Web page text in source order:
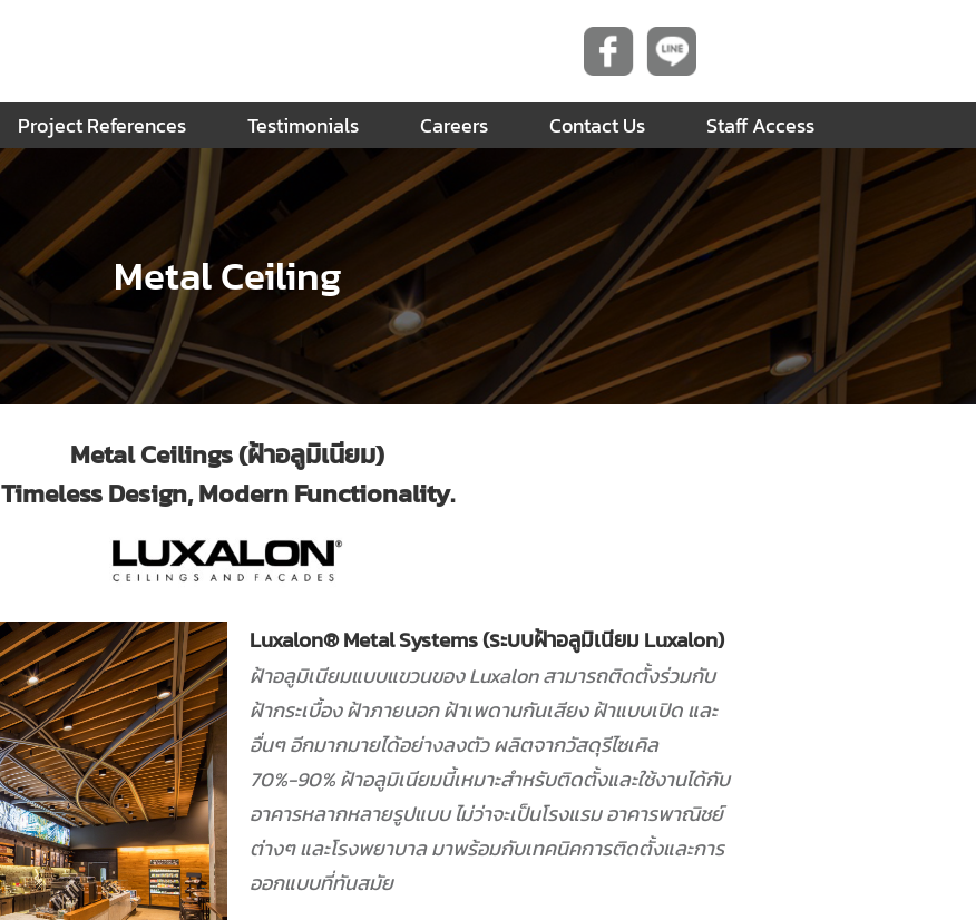
Project References Testimonials Careers Contact Us Staff Access
Metal Ceiling
Metal Ceilings (ฝ้าอลูมิเนียม)
Timeless Design, Modern Functionality.
Luxalon® Metal Systems (ระบบฝ้าอลูมิเนียม Luxalon)
ฝ้าอลูมิเนียมแบบแขวนของ Luxalon สามารถติดตั้งร่วมกับ
ฝ้ากระเบื้อง ฝ้าภายนอก ฝ้าเพดานกันเสียง ฝ้าแบบเปิด และ
อื่นๆ อีกมากมายได้อย่างลงตัว ผลิตจากวัสดุรีไซเคิล
70%-90% ฝ้าอลูมิเนียมนี้เหมาะสำหรับติดตั้งและใช้งานได้กับ
อาคารหลากหลายรูปแบบ ไม่ว่าจะเป็นโรงแรม อาคารพาณิชย์
ต่างๆ และโรงพยาบาล มาพร้อมกับเทคนิคการติดตั้งและการ
ออกแบบที่ทันสมัย